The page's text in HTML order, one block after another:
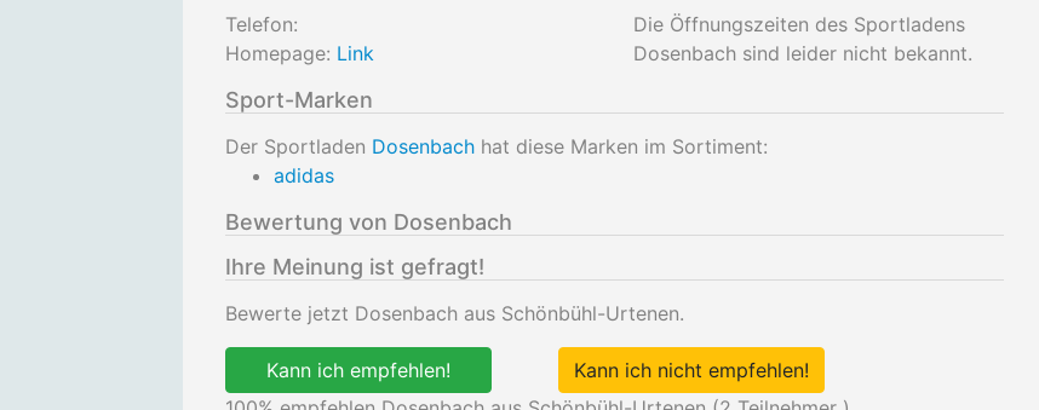
Telefon:
Homepage: Link
Die Öffnungszeiten des Sportladens
Dosenbach sind leider nicht bekannt.
Sport-Marken
Der Sportladen Dosenbach hat diese Marken im Sortiment:
adidas
Bewertung von Dosenbach
Ihre Meinung ist gefragt!
Bewerte jetzt Dosenbach aus Schönbühl-Urtenen.
Kann ich empfehlen!
Kann ich nicht empfehlen!